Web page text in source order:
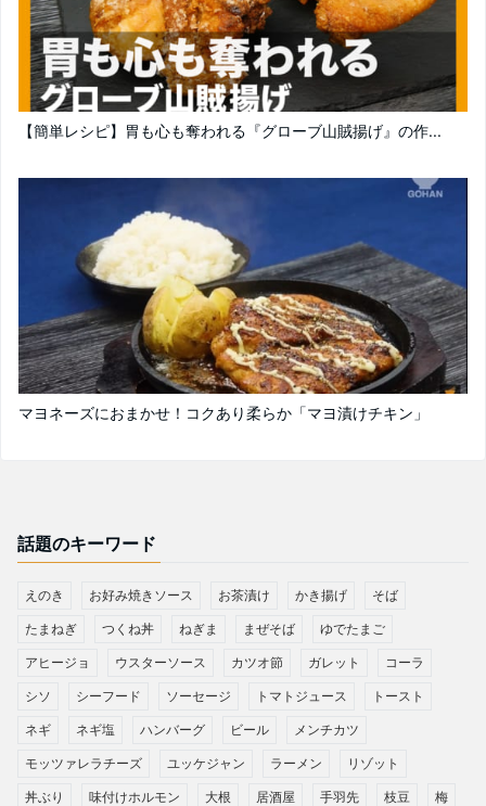
【簡単レシピ】胃も心も奪われる『グローブ山賊揚げ』の作...
マヨネーズにおまかせ！コクあり柔らか「マヨ漬けチキン」
話題のキーワード
えのき お好み焼きソース お茶漬け かき揚げ そば
たまねぎ つくね丼 ねぎま まぜそば ゆでたまご
アヒージョ ウスターソース カツオ節 ガレット コーラ
シソ シーフード ソーセージ トマトジュース トースト
ネギ ネギ塩 ハンバーグ ビール メンチカツ
モッツァレラチーズ ユッケジャン ラーメン リゾット
丼ぶり 味付けホルモン 大根 居酒屋 手羽先 枝豆 梅